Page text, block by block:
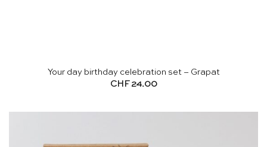
Your day birthday celebration set – Grapat
CHF24.00